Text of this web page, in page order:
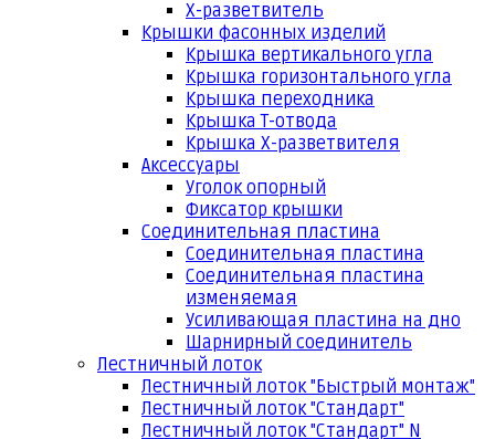
Х-разветвитель
Крышки фасонных изделий
Крышка вертикального угла
Крышка горизонтального угла
Крышка переходника
Крышка Т-отвода
Крышка Х-разветвителя
Аксессуары
Уголок опорный
Фиксатор крышки
Соединительная пластина
Соединительная пластина
Соединительная пластина
изменяемая
Усиливающая пластина на дно
Шарнирный соединитель
Лестничный лоток
Лестничный лоток "Быстрый монтаж"
Лестничный лоток "Стандарт"
Лестничный лоток "Стандарт" N